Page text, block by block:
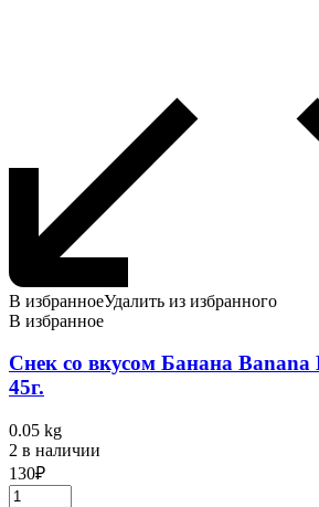
В избранноеУдалить из избранного
В избранное
Снек со вкусом Банана
45г.
0.05 kg
2 в наличии
130₽